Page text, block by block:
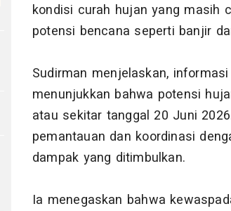
kondisi curah hujan yang masih
potensi bencana seperti banjir
Sudirman menjelaskan,
menunjukkan bahwa potensi
atau sekitar tanggal 20 Juni
pemantauan dan koordinasi
dampak yang ditimbulkan.
Ia menegaskan bahwa